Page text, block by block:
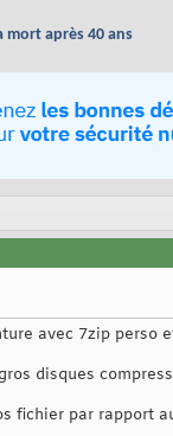
mort après 40 ans
avec 7zip perso
disques
fichier par rapport